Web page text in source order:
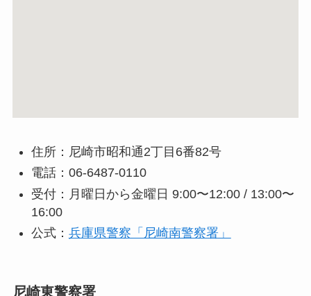
住所：尼崎市昭和通2丁目6番82号
電話：06-6487-0110
受付：月曜日から金曜日 9:00〜12:00 / 13:00〜
16:00
公式： 兵庫県警察「尼崎南警察署」
尼崎東警察署